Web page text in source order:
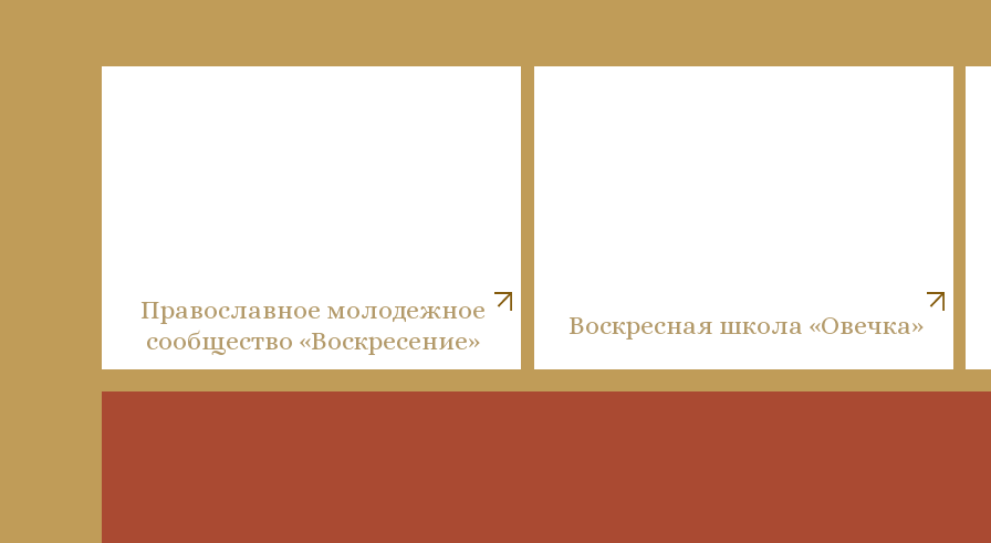
Воскресная школа «Овечка»
Православное молодежное
сообщество «Воскресение»